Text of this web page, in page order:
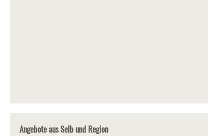
Angebote aus Selb und Region